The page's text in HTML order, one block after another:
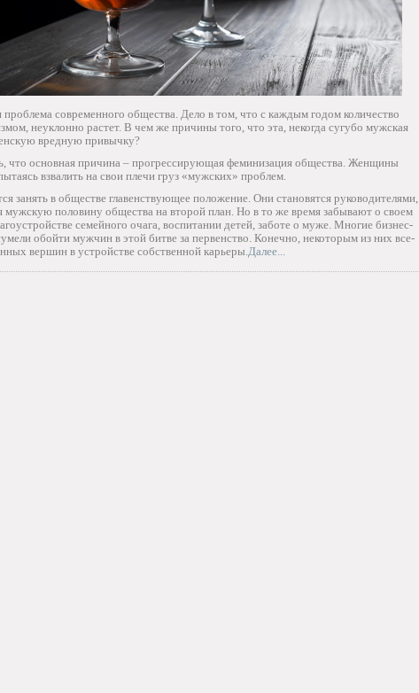
проблема современного общества. Дело в том, что с каждым годом количество
неуклонно растет. В чем же причины того, что эта, некогда сугубо мужская
вредную привычку?
что основная причина – прогрессирующая феминизация общества. Женщины
взвалить на свои плечи груз «мужских» проблем.
занять в обществе главенствующее положение. Они становятся руководителями,
мужскую половину общества на второй план. Но в то же время забывают о своем
семейного очага, воспитании детей, заботе о муже. Многие бизнес-
обойти мужчин в этой битве за первенство. Конечно, некоторым из них все-
вершин в устройстве собственной карьеры.Далее...